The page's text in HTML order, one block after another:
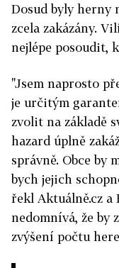
Dosud byly herny
zcela zakázány.
nejlépe posoudit,
"Jsem naprosto
je určitým
zvolit na základě
hazard úplně
správně. Obce by
bych jejich
řekl Aktuálně.cz a
nedomnívá, že by
zvýšení počtu